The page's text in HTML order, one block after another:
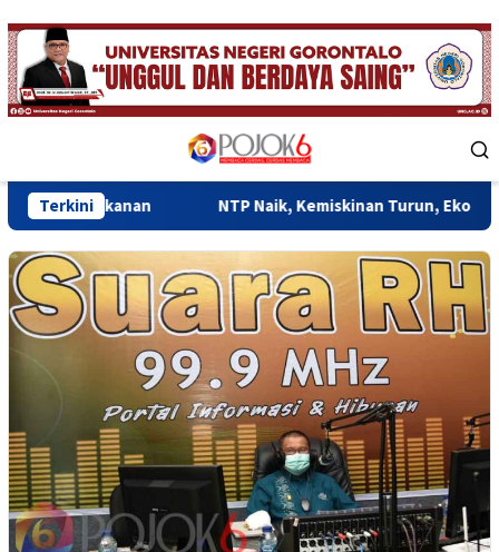
Skip
to
content
Menu
Terkini NTP Naik, Kemiskinan Turun, Ekonomi Gorontalo